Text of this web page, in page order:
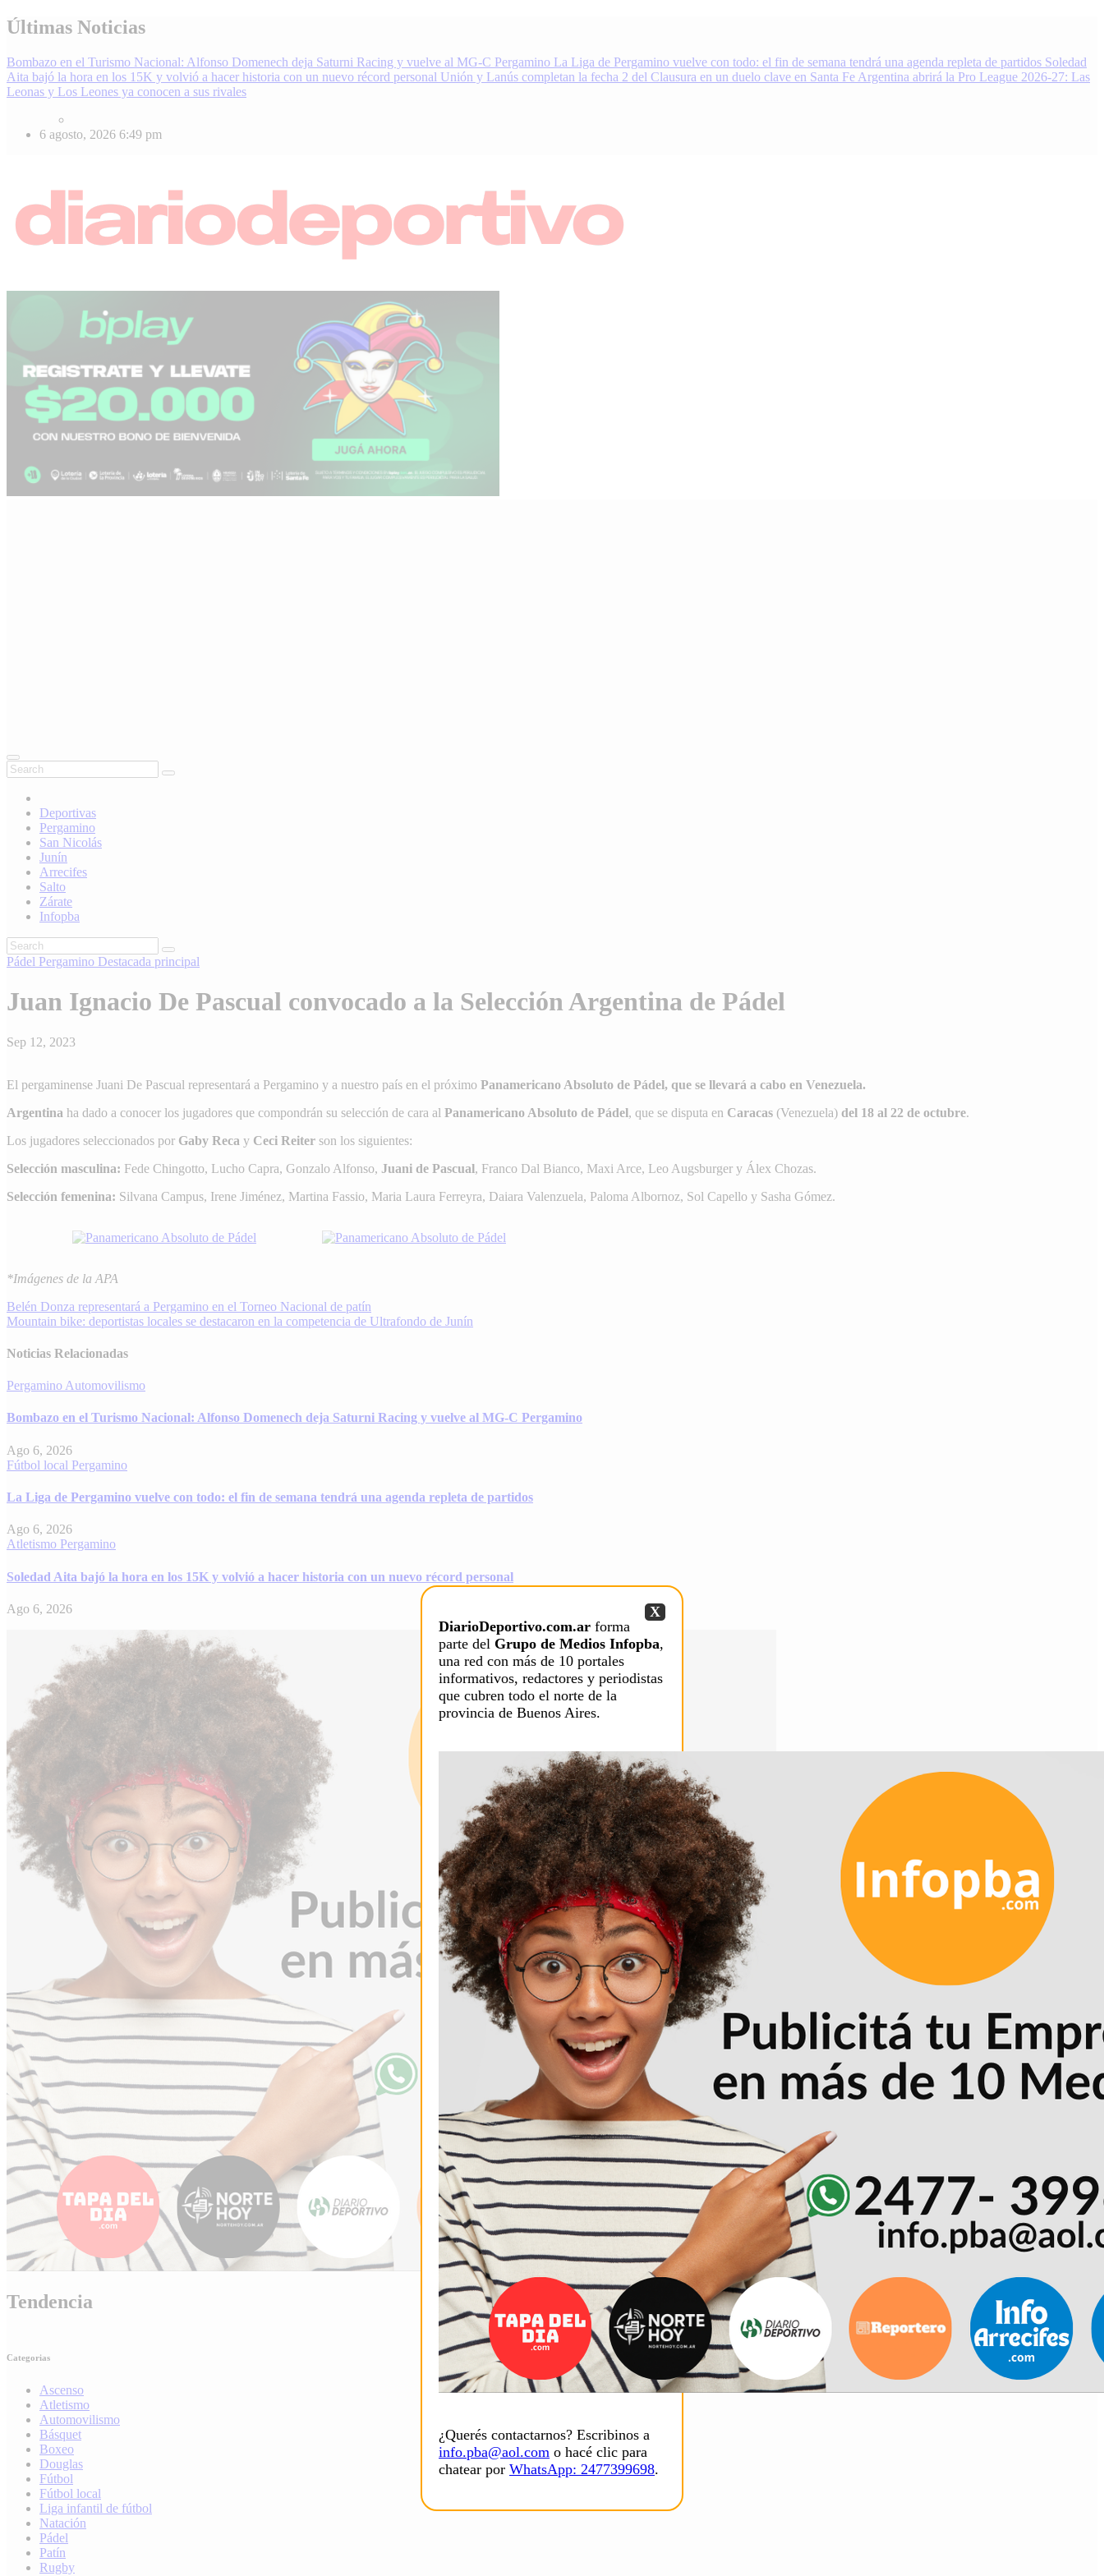
Skip
to
Últimas Noticias
Bombazo en el Turismo Nacional: Alfonso Domenech deja Saturni Racing y vuelve al MG-C Pergamino La Liga de Pergamino vuelve con todo: el fin de semana tendrá una agenda repleta de partidos Soledad
Aita bajó la hora en los 15K y volvió a hacer historia con un nuevo récord personal Unión y Lanús completan la fecha 2 del Clausura en un duelo clave en Santa Fe Argentina abrirá la Pro League 2026-27: Las
Leonas y Los Leones ya conocen a sus rivales
6 agosto, 2026 6:49 pm
Diario Deportivo | Noticias de Deporte en Pergamino, Región e Internacionales
Enterate de lo último en fútbol, básquet, automovilismo y más. DiarioDeportivo.com.ar cubre el deporte de Pergamino, la región y el mundo. Noticias, resultados y análisis 24/7. Grupo de Medios Infopba.com
Deportivas
Pergamino
San Nicolás
Junín
Arrecifes
Salto
Zárate
Infopba
Pádel Pergamino Destacada principal
Juan Ignacio De Pascual convocado a la Selección Argentina de Pádel
Sep 12, 2023
El pergaminense Juani De Pascual representará a Pergamino y a nuestro país en el próximo Panamericano Absoluto de Pádel, que se llevará a cabo en Venezuela.
Argentina ha dado a conocer los jugadores que compondrán su selección de cara al Panamericano Absoluto de Pádel, que se disputa en Caracas (Venezuela) del 18 al 22 de octubre.
Los jugadores seleccionados por Gaby Reca y Ceci Reiter son los siguientes:
Selección masculina: Fede Chingotto, Lucho Capra, Gonzalo Alfonso, Juani de Pascual, Franco Dal Bianco, Maxi Arce, Leo Augsburger y Álex Chozas.
Selección femenina: Silvana Campus, Irene Jiménez, Martina Fassio, Maria Laura Ferreyra, Daiara Valenzuela, Paloma Albornoz, Sol Capello y Sasha Gómez.
*Imágenes de la APA
Navegación
de
entradas
Belén Donza representará a Pergamino en el Torneo Nacional de patín
Mountain bike: deportistas locales se destacaron en la competencia de Ultrafondo de Junín
Noticias Relacionadas
Pergamino Automovilismo
Bombazo en el Turismo Nacional: Alfonso Domenech deja Saturni Racing y vuelve al MG-C Pergamino
Ago 6, 2026
Fútbol local Pergamino
La Liga de Pergamino vuelve con todo: el fin de semana tendrá una agenda repleta de partidos
Ago 6, 2026
Atletismo Pergamino
Soledad Aita bajó la hora en los 15K y volvió a hacer historia con un nuevo récord personal
Ago 6, 2026
X
DiarioDeportivo.com.ar forma
parte del Grupo de Medios Infopba,
una red con más de 10 portales
informativos, redactores y periodistas
que cubren todo el norte de la
provincia de Buenos Aires.
¿Querés contactarnos? Escribinos a
info.pba@aol.com o hacé clic para
chatear por WhatsApp: 2477399698.
Tendencia
Categorias
Ascenso
Atletismo
Automovilismo
Básquet
Boxeo
Douglas
Fútbol
Fútbol local
Liga infantil de fútbol
Natación
Pádel
Patín
Rugby